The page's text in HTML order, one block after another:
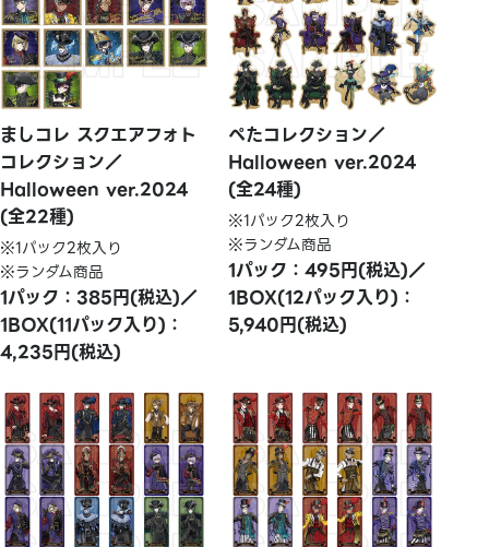
ましコレ スクエアフォト
コレクション／
Halloween ver.2024
(全22種)
※1パック2枚入り
※ランダム商品
1パック：385円(税込)／
1BOX(11パック入り)：
4,235円(税込)
ぺたコレクション／
Halloween ver.2024
(全24種)
※1パック2枚入り
※ランダム商品
1パック：495円(税込)／
1BOX(12パック入り)：
5,940円(税込)